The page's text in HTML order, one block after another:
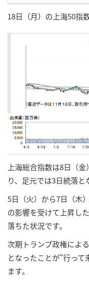
18日（月）の上海50指
上海総合指数は8日（
り、足元では3日続落と
5日（火）から7日（木
の影響を受けて上昇し
落ちた状況です。
次期トランプ政権によ
となったことが“行っ
ます。